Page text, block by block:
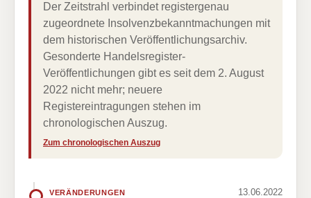
Der Zeitstrahl verbindet registergenau
zugeordnete Insolvenzbekanntmachungen mit
dem historischen Veröffentlichungsarchiv.
Gesonderte Handelsregister-
Veröffentlichungen gibt es seit dem 2. August
2022 nicht mehr; neuere
Registereintragungen stehen im
chronologischen Auszug.
Zum chronologischen Auszug
VERÄNDERUNGEN 13.06.2022